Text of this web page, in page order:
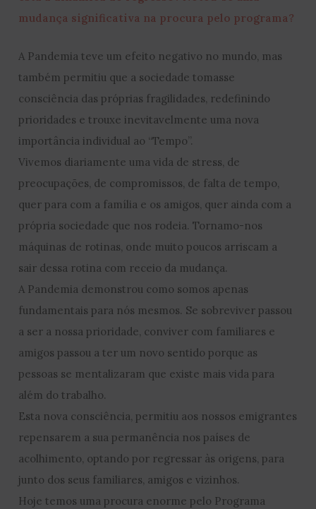
mudança significativa na procura pelo programa?
A Pandemia teve um efeito negativo no mundo, mas
também permitiu que a sociedade tomasse
consciência das próprias fragilidades, redefinindo
prioridades e trouxe inevitavelmente uma nova
importância individual ao “Tempo”.
Vivemos diariamente uma vida de stress, de
preocupações, de compromissos, de falta de tempo,
quer para com a família e os amigos, quer ainda com a
própria sociedade que nos rodeia. Tornamo-nos
máquinas de rotinas, onde muito poucos arriscam a
sair dessa rotina com receio da mudança.
A Pandemia demonstrou como somos apenas
fundamentais para nós mesmos. Se sobreviver passou
a ser a nossa prioridade, conviver com familiares e
amigos passou a ter um novo sentido porque as
pessoas se mentalizaram que existe mais vida para
além do trabalho.
Esta nova consciência, permitiu aos nossos emigrantes
repensarem a sua permanência nos países de
acolhimento, optando por regressar às origens, para
junto dos seus familiares, amigos e vizinhos.
Hoje temos uma procura enorme pelo Programa